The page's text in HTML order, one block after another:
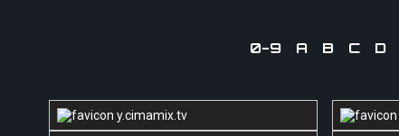
0-9 A B C D
y.cimamix.tv